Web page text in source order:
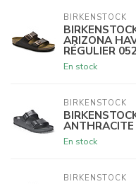
BIRKENSTOCK
ARIZONA
RÉGULIER
En stock
BIRKENSTOCK
En stock
BIRKENSTOCK